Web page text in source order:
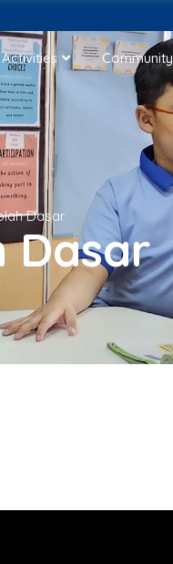
Activities Community
Dasar
Dasar